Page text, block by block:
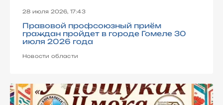
28 июля 2026, 17:43
Правовой профсоюзный приём
граждан пройдет в городе Гомеле 30
июля 2026 года
Новости области